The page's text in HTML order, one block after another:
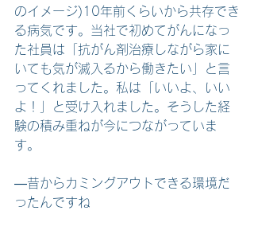
のイメージ)10年前くらいから共存でき
る病気です。当社で初めてがんになっ
た社員は「抗がん剤治療しながら家に
いても気が滅入るから働きたい」と言
ってくれました。私は「いいよ、いい
よ！」と受け入れました。そうした経
験の積み重ねが今につながっていま
す。
―昔からカミングアウトできる環境だ
ったんですね